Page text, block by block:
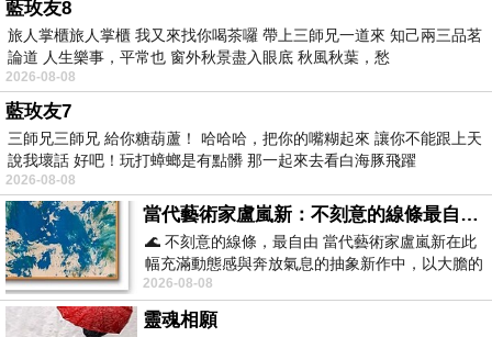
藍玫友8
旅人掌櫃旅人掌櫃 我又來找你喝茶囉 帶上三師兄一道來 知己兩三品茗
論道 人生樂事，平常也 窗外秋景盡入眼底 秋風秋葉，愁
2026-08-08
藍玫友7
三師兄三師兄 給你糖葫蘆！ 哈哈哈，把你的嘴糊起來 讓你不能跟上天
說我壞話 好吧！玩打蟑螂是有點髒 那一起來去看白海豚飛躍
2026-08-08
當代藝術家盧嵐新：不刻意的線條最自由，讓色彩流動、筆觸自己說話
🌊 不刻意的線條，最自由 當代藝術家盧嵐新在此
幅充滿動態感與奔放氣息的抽象新作中，以大膽的
藍色顏料在白色畫布上揮灑、壓印與流淌
2026-08-08
靈魂相願